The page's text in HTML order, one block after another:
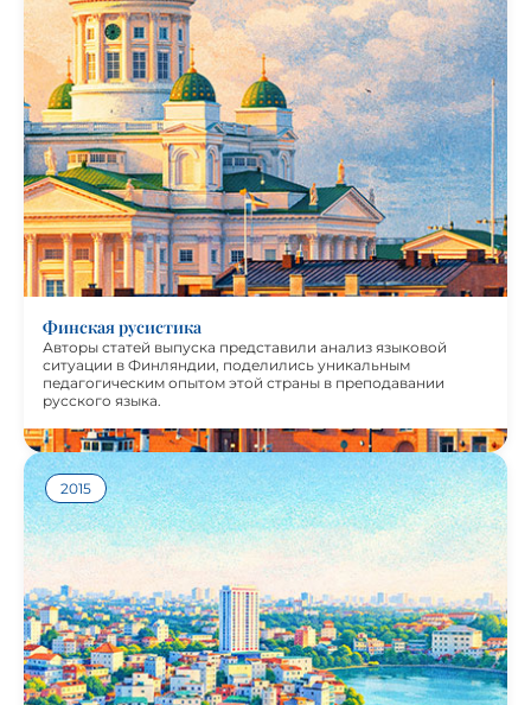
Финская русистика
Авторы статей выпуска представили анализ языковой
ситуации в Финляндии, поделились уникальным
педагогическим опытом этой страны в преподавании
русского языка.
Авторы статей выпуска представили анализ языковой
ситуации в Финляндии, поделились уникальным
педагогическим опытом этой страны в преподавании
русского языка.
2015
Среди азиатских стран Вьетнам является одним из самых
долговременных партнеров России в области
образования, науки и культуры: в прошлом году наши